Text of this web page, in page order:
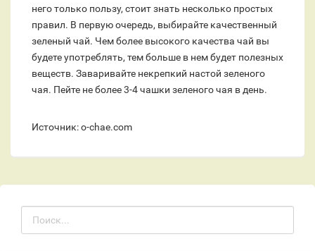
него только пользу, стоит знать несколько простых
правил. В первую очередь, выбирайте качественный
зеленый чай. Чем более высокого качества чай вы
будете употреблять, тем больше в нем будет полезных
веществ. Заваривайте некрепкий настой зеленого
чая. Пейте не более 3-4 чашки зеленого чая в день.
Источник: o-chae.com